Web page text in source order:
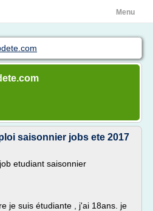
Menu
saisonnier jobs ete 2017
etudiant saisonnier
je suis étudiante , j'ai 18ans. je